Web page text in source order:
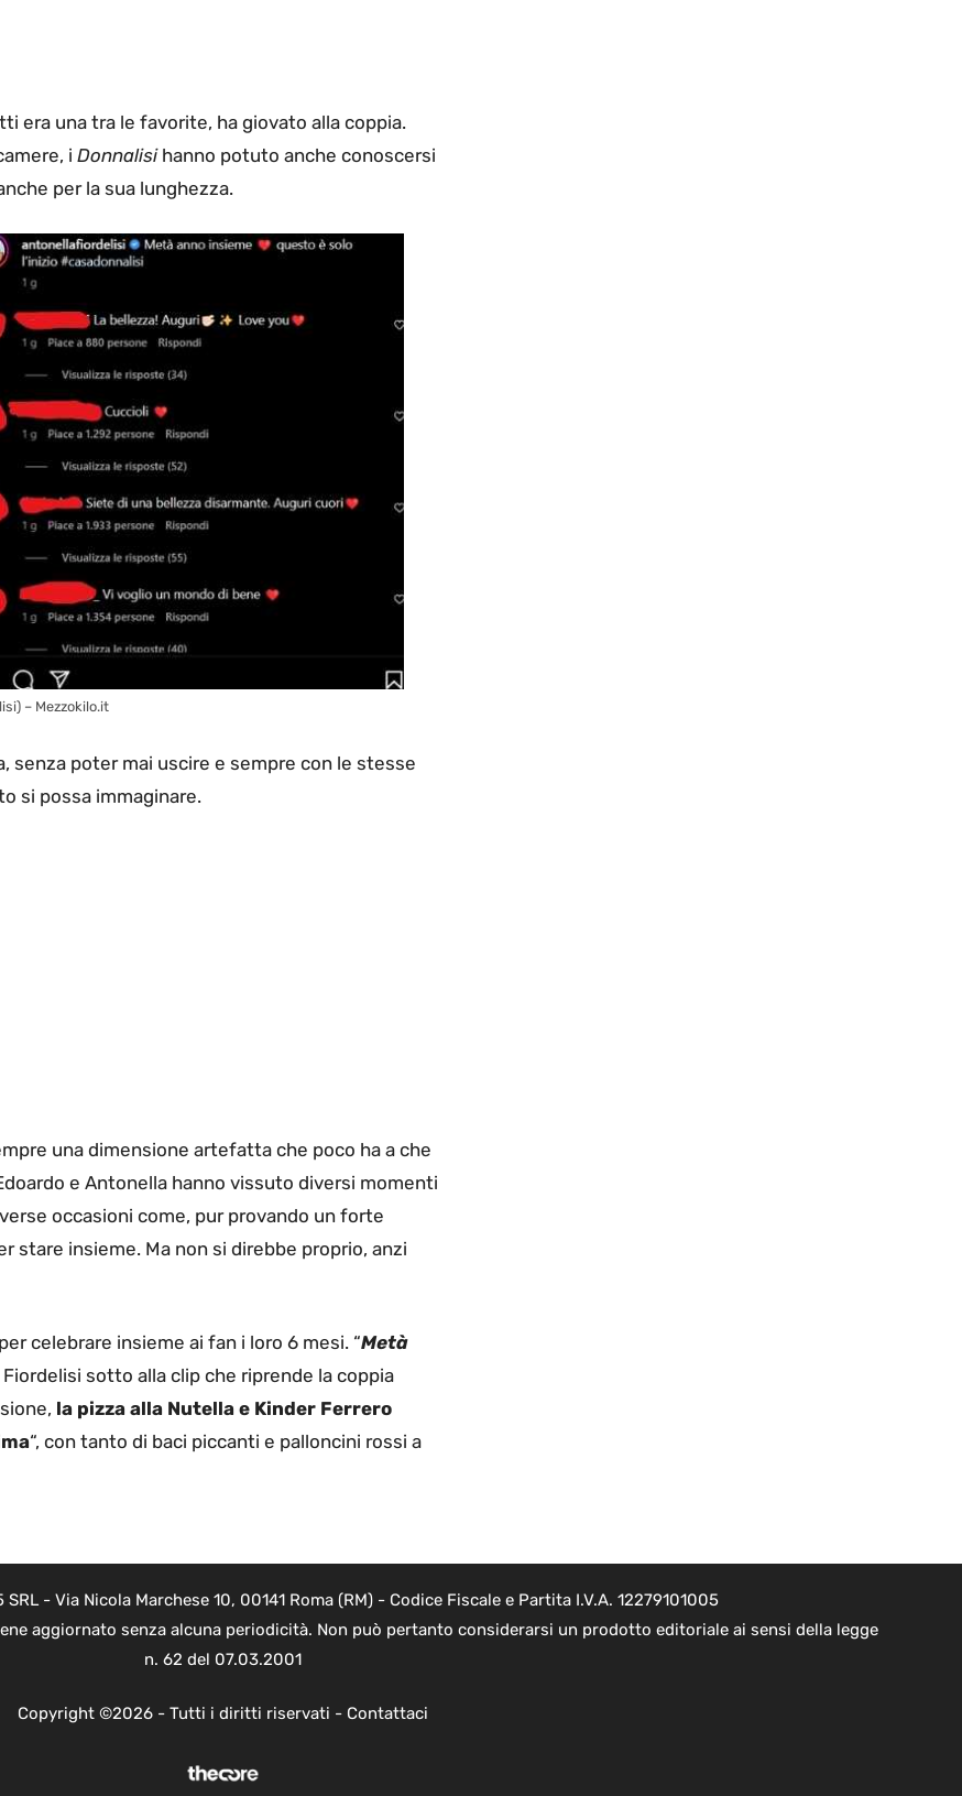
era una tra le favorite, ha giovato alla coppia.
i Donnalisi hanno potuto anche conoscersi
per la sua lunghezza.
– Mezzokilo.it
senza poter mai uscire e sempre con le stesse
si possa immaginare.
una dimensione artefatta che poco ha a che
e Antonella hanno vissuto diversi momenti
occasioni come, pur provando un forte
stare insieme. Ma non si direbbe proprio, anzi
celebrare insieme ai fan i loro 6 mesi. “Metà
Fiordelisi sotto alla clip che riprende la coppia
la pizza alla Nutella e Kinder Ferrero
“, con tanto di baci piccanti e palloncini rossi a
- Via Nicola Marchese 10, 00141 Roma (RM) - Codice Fiscale e Partita I.V.A. 12279101005
aggiornato senza alcuna periodicità. Non può pertanto considerarsi un prodotto editoriale ai sensi della legge
n. 62 del 07.03.2001
Copyright ©2026 - Tutti i diritti riservati - Contattaci